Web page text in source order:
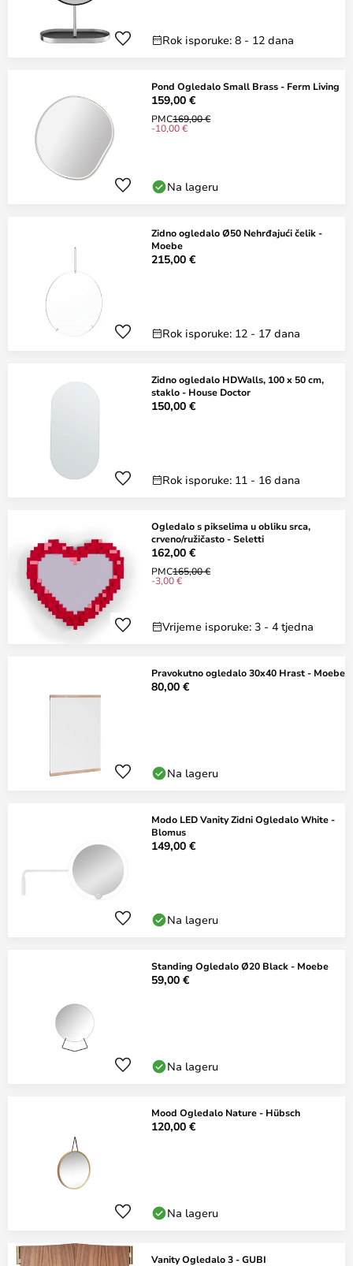
Rok isporuke: 8 - 12 dana
Pond Ogledalo Small Brass - Ferm Living
159,00 €
PMC169,00 €
-10,00 €
Na lageru
Zidno ogledalo Ø50 Nehrđajući čelik -
Moebe
215,00 €
Rok isporuke: 12 - 17 dana
Zidno ogledalo HDWalls, 100 x 50 cm,
staklo - House Doctor
150,00 €
Rok isporuke: 11 - 16 dana
Ogledalo s pikselima u obliku srca,
crveno/ružičasto - Seletti
162,00 €
PMC165,00 €
-3,00 €
Vrijeme isporuke: 3 - 4 tjedna
Pravokutno ogledalo 30x40 Hrast - Moebe
80,00 €
Na lageru
Modo LED Vanity Zidni Ogledalo White -
Blomus
149,00 €
Na lageru
Standing Ogledalo Ø20 Black - Moebe
59,00 €
Na lageru
Mood Ogledalo Nature - Hübsch
120,00 €
Na lageru
Vanity Ogledalo 3 - GUBI